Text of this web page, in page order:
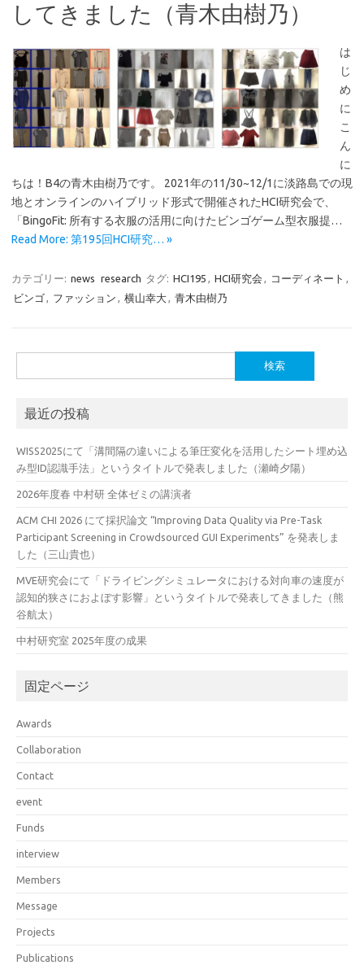
してきました（青木由樹乃）
は
じ
め
に
こ
ん
に
ちは！B4の青木由樹乃です。 2021年の11/30~12/1に淡路島での現
地とオンラインのハイブリッド形式で開催されたHCI研究会で、
「BingoFit: 所有する衣服の活用に向けたビンゴゲーム型衣服提…
Read More: 第195回HCI研究… »
カテゴリー: news research タグ: HCI195 , HCI研究会 , コーディネート ,
ビンゴ, ファッション , 横山幸大, 青木由樹乃
索:
最近の投稿
WISS2025にて「溝間隔の違いによる筆圧変化を活用したシート埋め込
み型ID認識手法」というタイトルで発表しました（瀬崎夕陽）
2026年度春 中村研 全体ゼミの講演者
ACM CHI 2026 にて採択論文 “Improving Data Quality via Pre-Task
Participant Screening in Crowdsourced GUI Experiments” を発表しま
した（三山貴也）
MVE研究会にて「ドライビングシミュレータにおける対向車の速度が
認知的狭さにおよぼす影響」というタイトルで発表してきました（熊
谷航太）
中村研究室 2025年度の成果
固定ページ
Awards
Collaboration
Contact
event
Funds
interview
Members
Message
Projects
Publications